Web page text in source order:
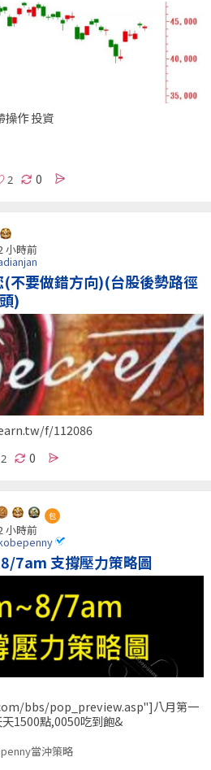
操作 投資
0
小時前
不要做錯方向)(台股後勢路徑
)
f/112086
0
包
小時前
7am 支撐壓力策略圖
bbs/pop_preview.asp"]八月第一
1500點,0050吃到飽&
當沖策略